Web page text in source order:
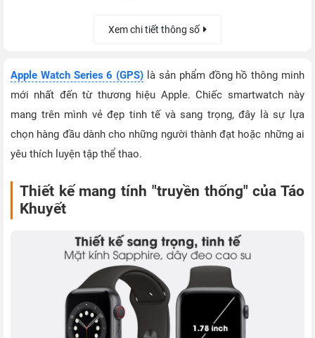
Apple Watch Series 6 (GPS) là sản phẩm đồng hồ thông minh
mới nhất đến từ thương hiệu Apple. Chiếc smartwatch này
mang trên mình vẻ đẹp tinh tế và sang trọng, đây là sự lựa
chọn hàng đầu dành cho những người thành đạt hoặc những ai
yêu thích luyện tập thể thao.
Thiết kế mang tính "truyền thống" của Táo
Khuyết
Xem chi tiết thông số